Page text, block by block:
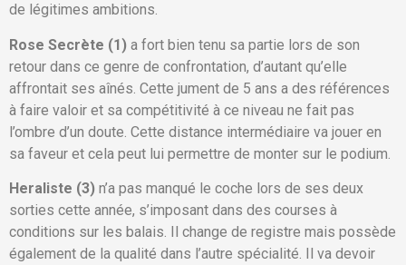
de légitimes ambitions.
Rose Secrète (1) a fort bien tenu sa partie lors de son
retour dans ce genre de confrontation, d’autant qu’elle
affrontait ses aînés. Cette jument de 5 ans a des références
à faire valoir et sa compétitivité à ce niveau ne fait pas
l’ombre d’un doute. Cette distance intermédiaire va jouer en
sa faveur et cela peut lui permettre de monter sur le podium.
Heraliste (3) n’a pas manqué le coche lors de ses deux
sorties cette année, s’imposant dans des courses à
conditions sur les balais. Il change de registre mais possède
également de la qualité dans l’autre spécialité. Il va devoir